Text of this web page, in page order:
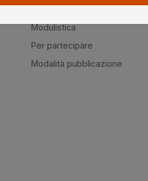
Modulistica
Per partecipare
Modalità pubblicazione